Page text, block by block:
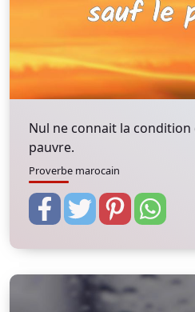
Nul ne connait la
pauvre.
Proverbe marocain